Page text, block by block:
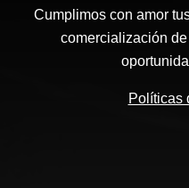
Cumplimos con amor
comercialización
Políticas